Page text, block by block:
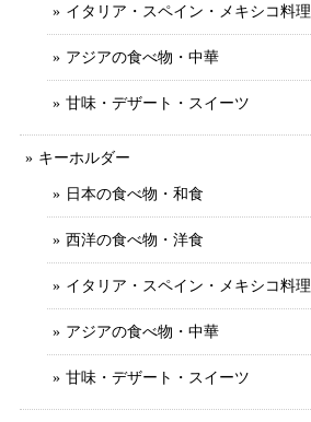
イタリア・スペイン・メキシコ料理
アジアの食べ物・中華
甘味・デザート・スイーツ
キーホルダー
日本の食べ物・和食
西洋の食べ物・洋食
イタリア・スペイン・メキシコ料理
アジアの食べ物・中華
甘味・デザート・スイーツ